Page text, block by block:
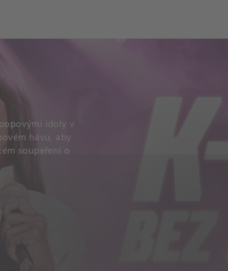
idoly v
hávu, aby
soupeření o